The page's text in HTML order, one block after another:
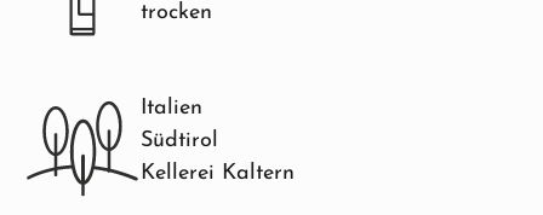
trocken
Italien
Südtirol
Kellerei Kaltern